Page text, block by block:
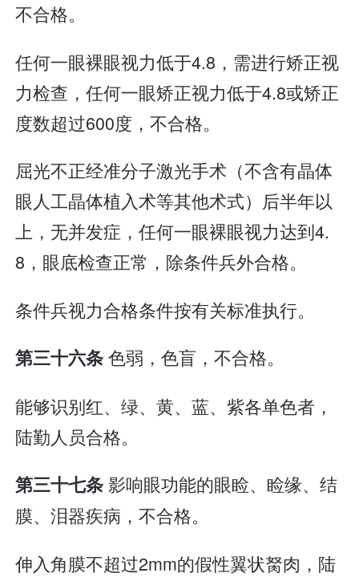
不合格。
任何一眼裸眼视力低于4.8，需进行矫正视
力检查，任何一眼矫正视力低于4.8或矫正
度数超过600度，不合格。
屈光不正经准分子激光手术（不含有晶体
眼人工晶体植入术等其他术式）后半年以
上，无并发症，任何一眼裸眼视力达到4.
8，眼底检查正常，除条件兵外合格。
条件兵视力合格条件按有关标准执行。
第三十六条色弱，色盲，不合格。
能够识别红、绿、黄、蓝、紫各单色者，
陆勤人员合格。
第三十七条影响眼功能的眼睑、睑缘、结
膜、泪器疾病，不合格。
伸入角膜不超过2mm的假性翼状胬肉，陆